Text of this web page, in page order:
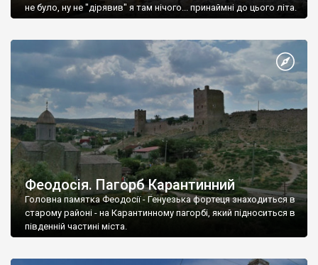
не було, ну не "дірявив" я там нічого... принаймні до цього літа.
Феодосія. Пагорб Карантинний
Головна памятка Феодосії - Генуезька фортеця знаходиться в
старому районі - на Карантинному пагорбі, який підноситься в
південній частині міста.